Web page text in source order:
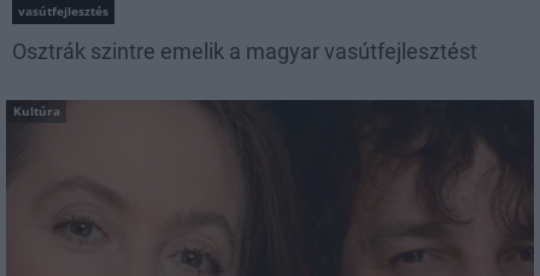
vasútfejlesztés
Osztrák szintre emelik a magyar vasútfejlesztést
Kultúra